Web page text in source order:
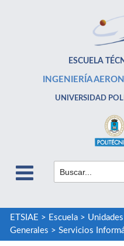
ESCUELA
INGENIERÍA
UNIVERSIDAD
ETSIAE > Escuela>
Generales > Servicios